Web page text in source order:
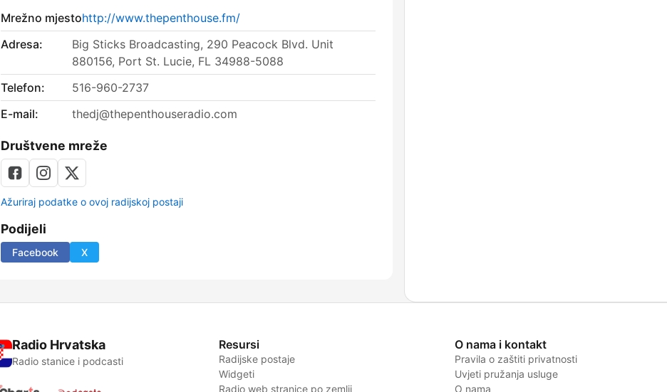
Mrežno mjestohttp://www.thepenthouse.fm/
Adresa:
Big Sticks Broadcasting, 290 Peacock Blvd. Unit
880156, Port St. Lucie, FL 34988-5088
Telefon:
516-960-2737
E-mail:
thedj@thepenthouseradio.com
Društvene mreže
Ažuriraj podatke o ovoj radijskoj postaji
Podijeli
Facebook X
Radio Hrvatska
Radio stanice i podcasti
Resursi
Radijske postaje
Widgeti
Radio web stranice po zemlji
O nama i kontakt
Pravila o zaštiti privatnosti
Uvjeti pružanja usluge
O nama